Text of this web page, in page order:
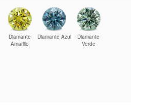
Diamante
Amarillo
Diamante Azul
Diamante
Verde